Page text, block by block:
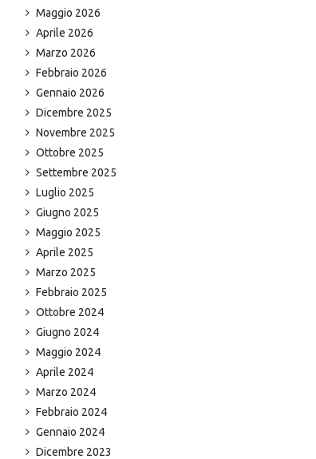
Maggio 2026
Aprile 2026
Marzo 2026
Febbraio 2026
Gennaio 2026
Dicembre 2025
Novembre 2025
Ottobre 2025
Settembre 2025
Luglio 2025
Giugno 2025
Maggio 2025
Aprile 2025
Marzo 2025
Febbraio 2025
Ottobre 2024
Giugno 2024
Maggio 2024
Aprile 2024
Marzo 2024
Febbraio 2024
Gennaio 2024
Dicembre 2023